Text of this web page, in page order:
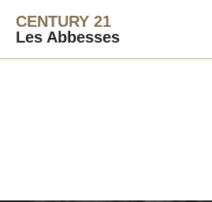
CENTURY 21
Les Abbesses